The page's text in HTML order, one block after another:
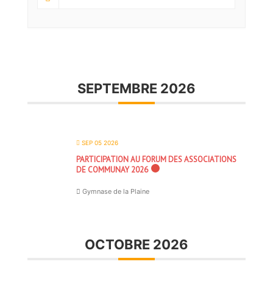
SEPTEMBRE 2026
SEP 05 2026
PARTICIPATION AU FORUM DES ASSOCIATIONS
DE COMMUNAY 2026
Gymnase de la Plaine
OCTOBRE 2026